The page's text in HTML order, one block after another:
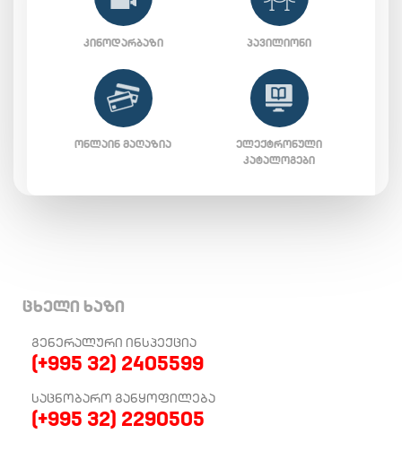
ᲙᲘᲜᲝᲓᲐᲠᲑᲐᲖᲘ ᲞᲐᲕᲘᲚᲘᲝᲜᲘ
ᲝᲜᲚᲐᲘᲜ ᲛᲐᲦᲐᲖᲘᲐ
ᲔᲚᲔᲥᲢᲠᲝᲜᲣᲚᲘ
ᲙᲐᲢᲐᲚᲝᲒᲔᲑᲘ
ცხელი ხაზი
ᲒᲔᲜᲔᲠᲐᲚᲣᲠᲘ ᲘᲜᲡᲞᲔᲥᲪᲘᲐ
(+995 32) 2405599
ᲡᲐᲪᲜᲝᲑᲐᲠᲝ ᲒᲐᲜᲧᲝᲤᲘᲚᲔᲑᲐ
(+995 32) 2290505